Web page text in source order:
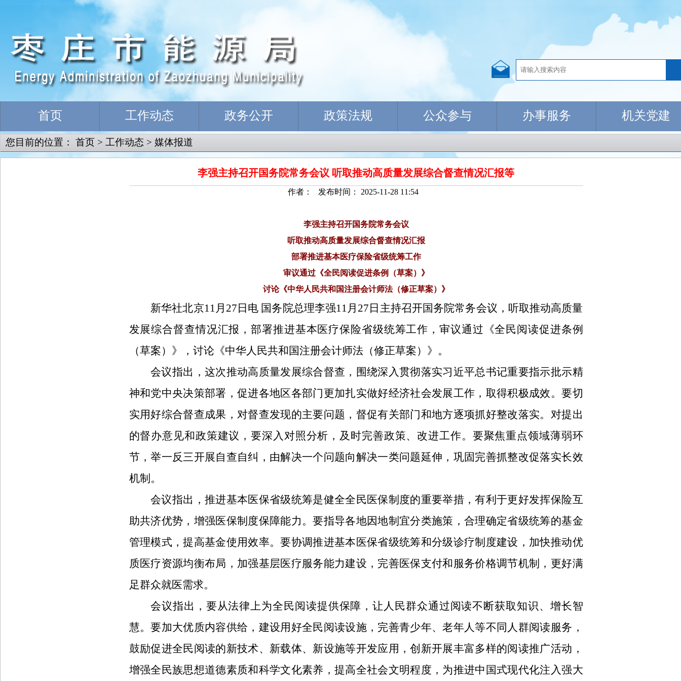
首页 工作动态 政务公开 政策法规 公众参与 办事服务 机关党建
您目前的位置： 首页 > 工作动态 > 媒体报道
李强主持召开国务院常务会议 听取推动高质量发展综合督查情况汇报等
作者： 发布时间： 2025-11-28 11:54
李强主持召开国务院常务会议
听取推动高质量发展综合督查情况汇报
部署推进基本医疗保险省级统筹工作
审议通过《全民阅读促进条例（草案）》
讨论《中华人民共和国注册会计师法（修正草案）》
新华社北京11月27日电 国务院总理李强11月27日主持召开国务院常务会议，听取推动高质量
发展综合督查情况汇报，部署推进基本医疗保险省级统筹工作，审议通过《全民阅读促进条例
（草案）》，讨论《中华人民共和国注册会计师法（修正草案）》。
会议指出，这次推动高质量发展综合督查，围绕深入贯彻落实习近平总书记重要指示批示精
神和党中央决策部署，促进各地区各部门更加扎实做好经济社会发展工作，取得积极成效。要切
实用好综合督查成果，对督查发现的主要问题，督促有关部门和地方逐项抓好整改落实。对提出
的督办意见和政策建议，要深入对照分析，及时完善政策、改进工作。要聚焦重点领域薄弱环
节，举一反三开展自查自纠，由解决一个问题向解决一类问题延伸，巩固完善抓整改促落实长效
机制。
会议指出，推进基本医保省级统筹是健全全民医保制度的重要举措，有利于更好发挥保险互
助共济优势，增强医保制度保障能力。要指导各地因地制宜分类施策，合理确定省级统筹的基金
管理模式，提高基金使用效率。要协调推进基本医保省级统筹和分级诊疗制度建设，加快推动优
质医疗资源均衡布局，加强基层医疗服务能力建设，完善医保支付和服务价格调节机制，更好满
足群众就医需求。
会议指出，要从法律上为全民阅读提供保障，让人民群众通过阅读不断获取知识、增长智
慧。要加大优质内容供给，建设用好全民阅读设施，完善青少年、老年人等不同人群阅读服务，
鼓励促进全民阅读的新技术、新载体、新设施等开发应用，创新开展丰富多样的阅读推广活动，
增强全民族思想道德素质和科学文化素养，提高全社会文明程度，为推进中国式现代化注入强大